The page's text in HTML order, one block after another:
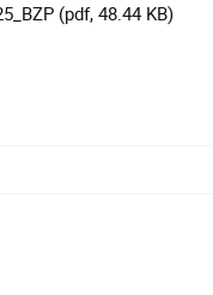
(pdf, 48.44 KB)